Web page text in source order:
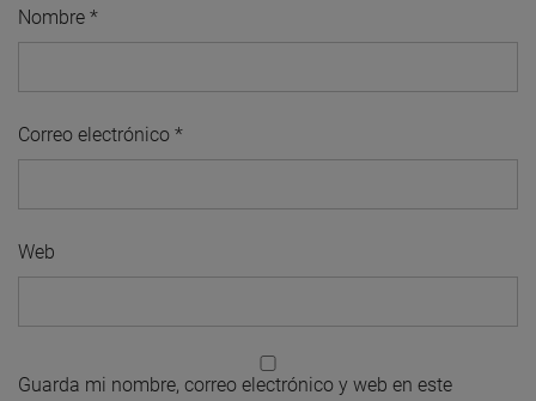
Nombre *
Correo electrónico *
Web
Guarda mi nombre, correo electrónico y web en este